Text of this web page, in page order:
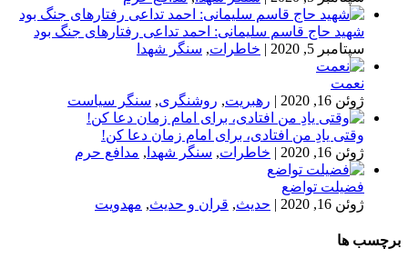
شهید حاج قاسم سلیمانی: احمد تداعی رفتارهای جنگ بود
سپتامبر 5, 2020
| خاطرات, سنگر شهدا
نعمت
ژوئن 16, 2020
| رهبریت, روشنگری, سنگر سیاست
وقتی یادِ من افتادی، برای امام زمان دعا کن!
ژوئن 16, 2020
| خاطرات, سنگر شهدا , مدافع حرم
فضیلت تواضع
ژوئن 16, 2020
| حدیث, قران و حدیث, مهدویت
برچسب ها